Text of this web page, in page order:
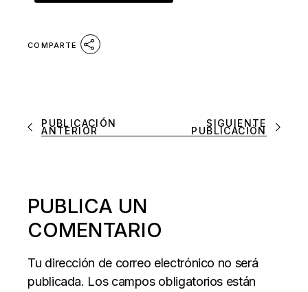
COMPARTE
PUBLICACIÓN
ANTERIOR
SIGUIENTE
PUBLICACIÓN
PUBLICA UN
COMENTARIO
Tu dirección de correo electrónico no será
publicada. Los campos obligatorios están